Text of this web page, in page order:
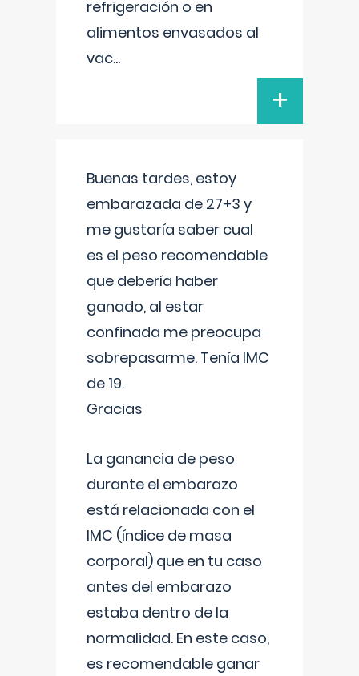
refrigeración o en
alimentos envasados al
vac...
+
Buenas tardes, estoy
embarazada de 27+3 y
me gustaría saber cual
es el peso recomendable
que debería haber
ganado, al estar
confinada me preocupa
sobrepasarme. Tenía IMC
de 19.
Gracias
La ganancia de peso
durante el embarazo
está relacionada con el
IMC (índice de masa
corporal) que en tu caso
antes del embarazo
estaba dentro de la
normalidad. En este caso,
es recomendable ganar